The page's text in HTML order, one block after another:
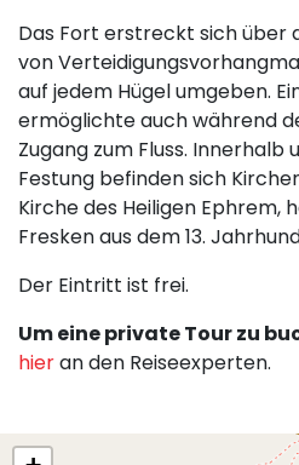
Das Fort erstreckt sich über
von
auf jedem Hügel umgeben.
ermöglichte auch während
Zugang zum Fluss.
Festung befinden sich
Kirche des Heiligen Ephrem,
Fresken aus dem 13.
Der Eintritt ist frei.
Um eine private Tour zu
hieran den Reiseexperten.